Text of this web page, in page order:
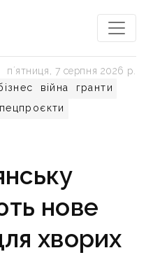
війна
гранти
пʼятниця, 7 серпня 2026 р.
нове
хворих